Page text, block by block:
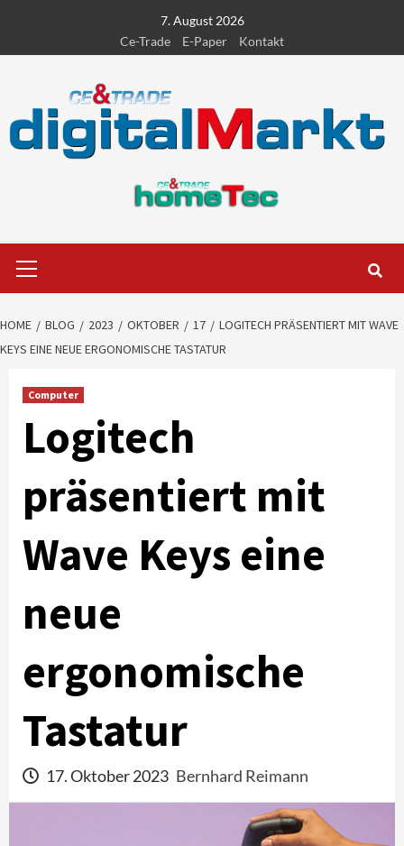
content
7. August 2026
Ce-Trade
E-Paper Kontakt
Menu
HOME BLOG 2023 OKTOBER 17
LOGITECH PRÄSENTIERT MIT WAVE
KEYS EINE NEUE ERGONOMISCHE TASTATUR
Computer
Logitech
präsentiert mit
Wave Keys eine
neue
ergonomische
Tastatur
17. Oktober 2023 Bernhard Reimann